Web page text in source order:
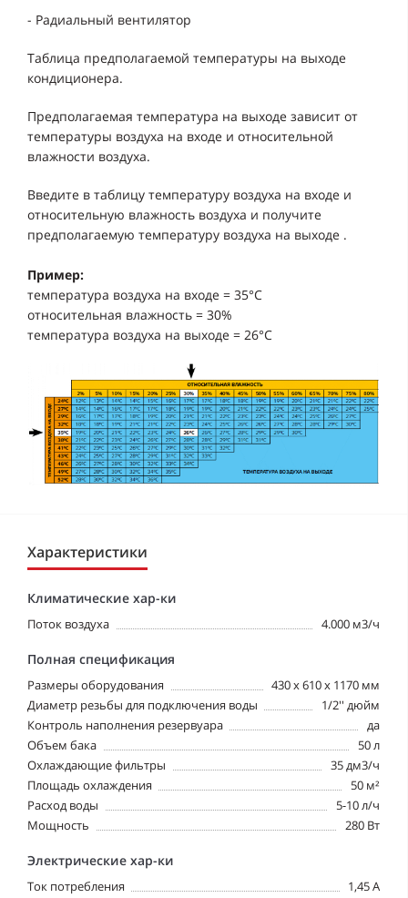
- Радиальный вентилятор
Таблица предполагаемой температуры на выходе
кондиционера.
Предполагаемая температура на выходе зависит от
температуры воздуха на входе и относительной
влажности воздуха.
Введите в таблицу температуру воздуха на входе и
относительную влажность воздуха и получите
предполагаемую температуру воздуха на выходе .
Пример:
температура воздуха на входе = 35°C
относительная влажность = 30%
температура воздуха на выходе = 26°C
Характеристики
Климатические хар-ки
Поток воздуха 4.000 м3/ч
Полная спецификация
Pазмеры оборудования
430 x 610 x 1170 мм
Диаметр резьбы для подключения воды
1/2'' дюйм
Контроль наполнения резервуара
да
Объем бака
50 л
Охлаждающие фильтры
35 дм3/ч
Площадь охлаждения
50 м²
Расход воды
5-10 л/ч
Мощность
280 Вт
Электрические хар-ки
Ток потребления 1,45 A